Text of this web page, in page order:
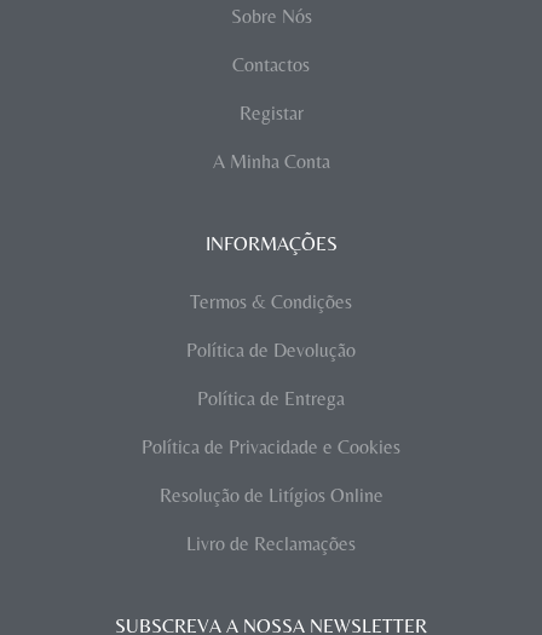
Sobre Nós
Contactos
Registar
A Minha Conta
INFORMAÇÕES
Termos & Condições
Política de Devolução
Política de Entrega
Política de Privacidade e Cookies
Resolução de Litígios Online
Livro de Reclamações
SUBSCREVA A NOSSA NEWSLETTER